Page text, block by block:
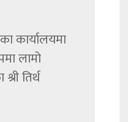
कार्यालयमा
लामो
तिर्थ